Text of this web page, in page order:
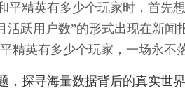
平精英有多少个玩家时，首先
活跃用户数”的形式出现在新
精英有多少个玩家，一场永不
，探寻海量数据背后的真实世界